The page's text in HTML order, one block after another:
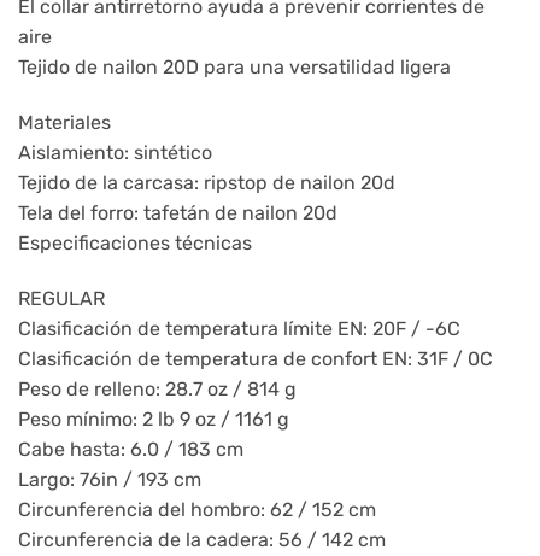
El collar antirretorno ayuda a prevenir corrientes de
aire
Tejido de nailon 20D para una versatilidad ligera
Materiales
Aislamiento: sintético
Tejido de la carcasa: ripstop de nailon 20d
Tela del forro: tafetán de nailon 20d
Especificaciones técnicas
REGULAR
Clasificación de temperatura límite EN: 20F / -6C
Clasificación de temperatura de confort EN: 31F / 0C
Peso de relleno: 28.7 oz / 814 g
Peso mínimo: 2 lb 9 oz / 1161 g
Cabe hasta: 6.0 / 183 cm
Largo: 76in / 193 cm
Circunferencia del hombro: 62 / 152 cm
Circunferencia de la cadera: 56 / 142 cm